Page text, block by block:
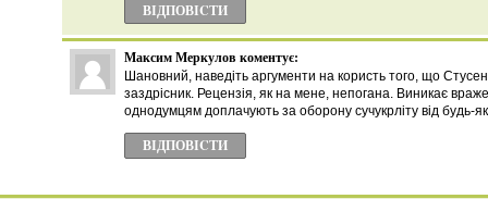
ВІДПОВІCТИ
Максим Меркулов коментує:
Шановний, наведіть аргументи на користь того, що
заздрісник. Рецензія, як на мене, непогана. Виникає
однодумцям доплачують за оборону сучукрліту від будь-
ВІДПОВІCТИ